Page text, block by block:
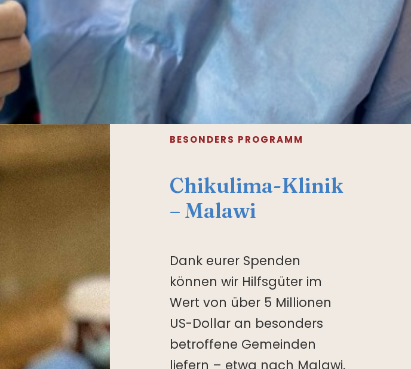
BESONDERS PROGRAMM
Chikulima-Klinik
– Malawi
Dank eurer Spenden
können wir Hilfsgüter im
Wert von über 5 Millionen
US-Dollar an besonders
betroffene Gemeinden
liefern – etwa nach Malawi,